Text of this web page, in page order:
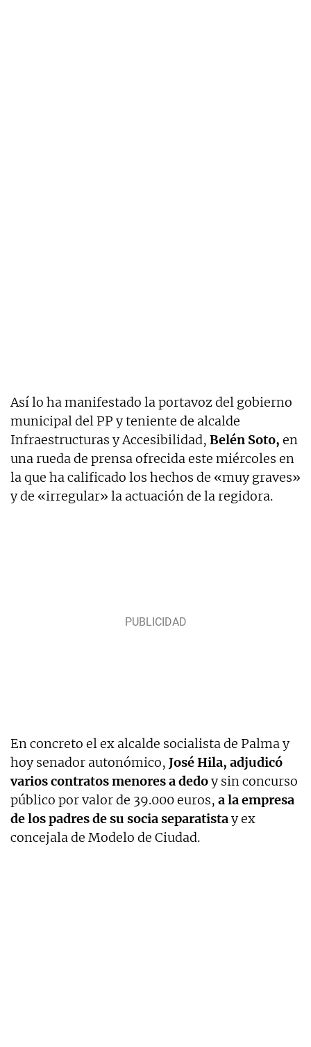
Así lo ha manifestado la portavoz del gobierno
municipal del PP y teniente de alcalde
Infraestructuras y Accesibilidad, Belén Soto, en
una rueda de prensa ofrecida este miércoles en
la que ha calificado los hechos de «muy graves»
y de «irregular» la actuación de la regidora.
En concreto el ex alcalde socialista de Palma y
hoy senador autonómico, José Hila, adjudicó
varios contratos menores a dedoy sin concurso
público por valor de 39.000 euros, a la empresa
de los padres de su socia separatistay ex
concejala de Modelo de Ciudad.